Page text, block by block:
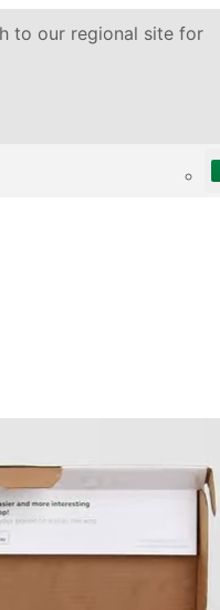
to our regional site for